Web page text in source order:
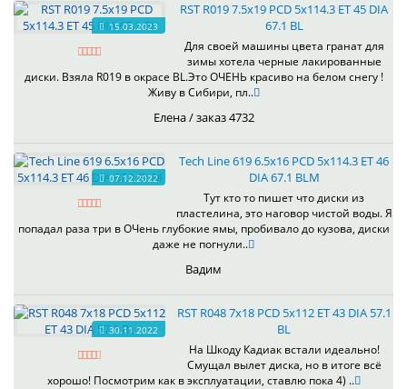
15.03.2023
RST R019 7.5x19 PCD 5x114.3 ET 45 DIA
67.1 BL
Для своей машины цвета гранат для
зимы хотела черные лакированные
диски. Взяла R019 в окрасе BL.Это ОЧЕНЬ красиво на белом снегу !
Живу в Сибири, пл..
Елена / заказ 4732
07.12.2022
Tech Line 619 6.5x16 PCD 5x114.3 ET 46
DIA 67.1 BLM
Тут кто то пишет что диски из
пластелина, это наговор чистой воды. Я
попадал раза три в ОЧень глубокие ямы, пробивало до кузова, диски
даже не погнули..
Вадим
30.11.2022
RST R048 7x18 PCD 5x112 ET 43 DIA 57.1
BL
На Шкоду Кадиак встали идеально!
Смущал вылет диска, но в итоге всё
хорошо! Посмотрим как в эксплуатации, ставлю пока 4) ..